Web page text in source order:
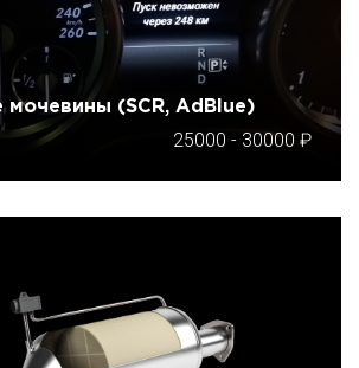
мочевины (SCR, AdBlue)
25000 - 30000